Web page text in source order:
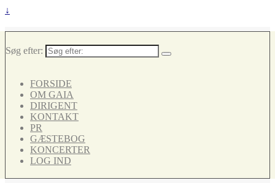
↓
Søg efter:
FORSIDE
OM GAIA
DIRIGENT
KONTAKT
PR
GÆSTEBOG
KONCERTER
LOG IND